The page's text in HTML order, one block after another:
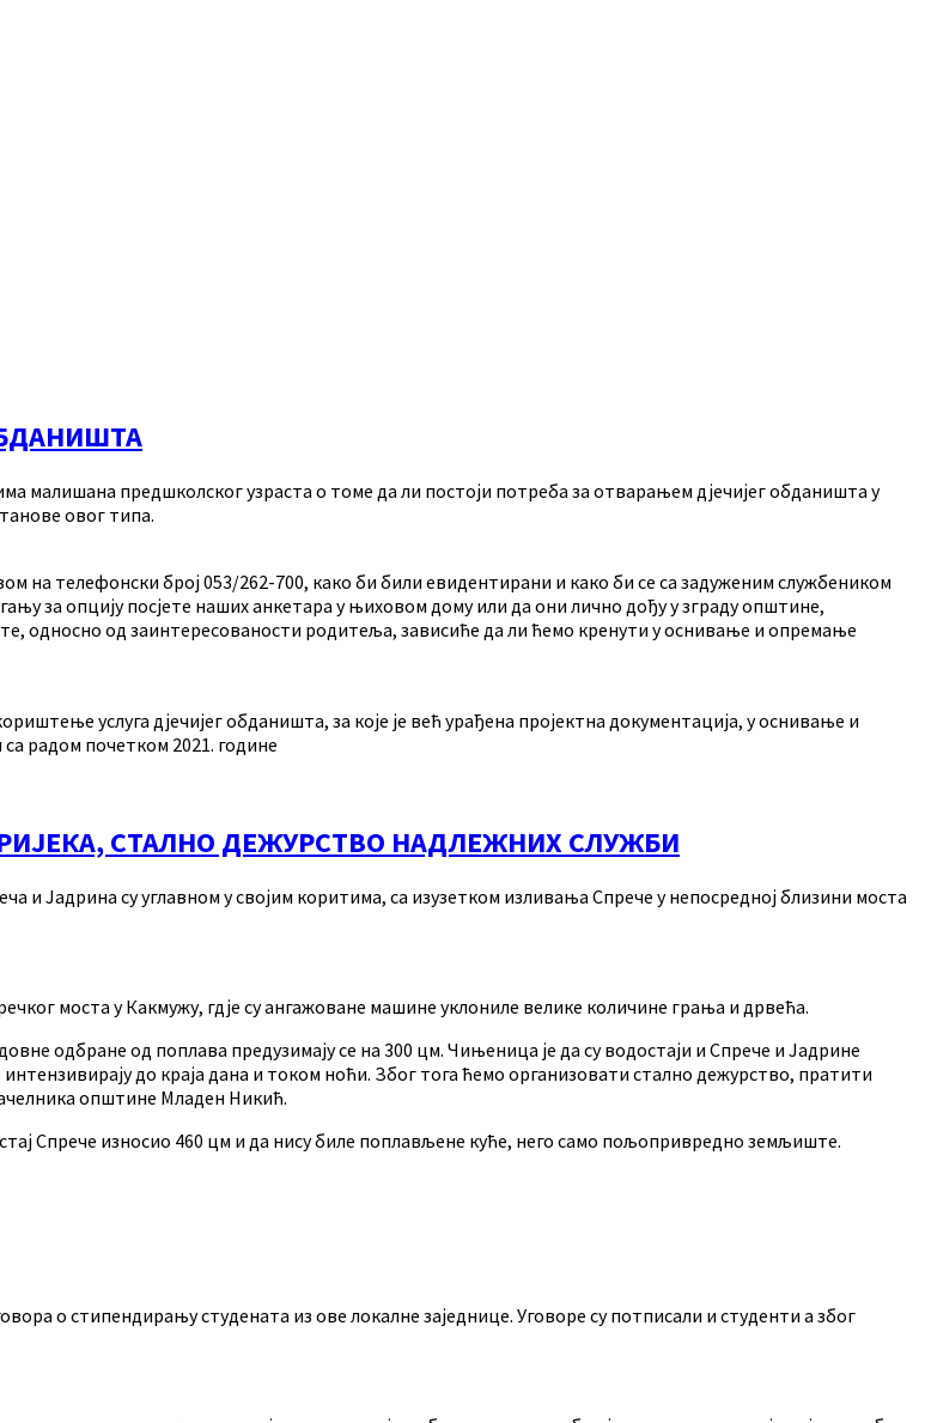
малишана предшколског узраста о томе да ли постоји потреба за отварањем дјечијег обданишта у
овог типа.
на телефонски број 053/262-700, како би били евидентирани и како би се са задуженим службеником
за опцију посјете наших анкетара у њиховом дому или да они лично дођу у зграду општине,
односно од заинтересованости родитеља, зависиће да ли ћемо кренути у оснивање и опремање
услуга дјечијег обданишта, за које је већ урађена пројектна документација, у оснивање и
радом почетком 2021. године
СТАЛНО ДЕЖУРСТВО НАДЛЕЖНИХ СЛУЖБИ
и Јадрина су углавном у својим коритима, са изузетком изливања Спрече у непосредној близини моста
моста у Какмужу, гдје су ангажоване машине уклониле велике количине грања и дрвећа.
одбране од поплава предузимају се на 300 цм. Чињеница је да су водостаји и Спрече и Јадрине
до краја дана и током ноћи. Због тога ћемо организовати стално дежурство, пратити
општине Младен Никић.
Спрече износио 460 цм и да нису биле поплављене куће, него само пољопривредно земљиште.
о стипендирању студената из ове локалне заједнице. Уговоре су потписали и студенти а због